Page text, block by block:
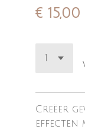
€ 15,00
Creëer
effecten